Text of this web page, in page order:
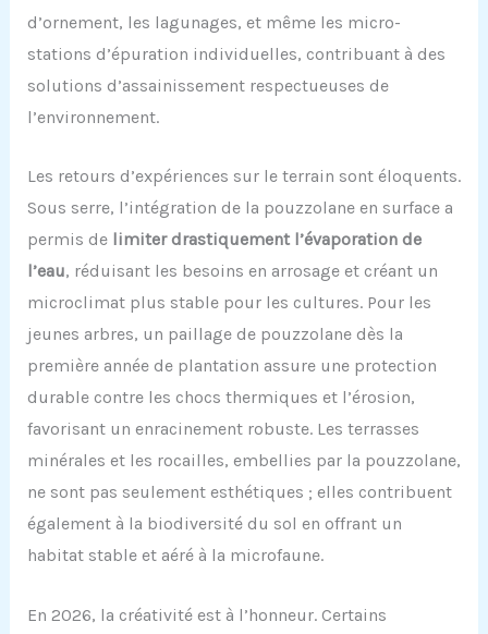
d’ornement, les lagunages, et même les micro-
stations d’épuration individuelles, contribuant à des
solutions d’assainissement respectueuses de
l’environnement.
Les retours d’expériences sur le terrain sont éloquents.
Sous serre, l’intégration de la pouzzolane en surface a
permis de limiter drastiquement l’évaporation de
l’eau, réduisant les besoins en arrosage et créant un
microclimat plus stable pour les cultures. Pour les
jeunes arbres, un paillage de pouzzolane dès la
première année de plantation assure une protection
durable contre les chocs thermiques et l’érosion,
favorisant un enracinement robuste. Les terrasses
minérales et les rocailles, embellies par la pouzzolane,
ne sont pas seulement esthétiques ; elles contribuent
également à la biodiversité du sol en offrant un
habitat stable et aéré à la microfaune.
En 2026, la créativité est à l’honneur. Certains